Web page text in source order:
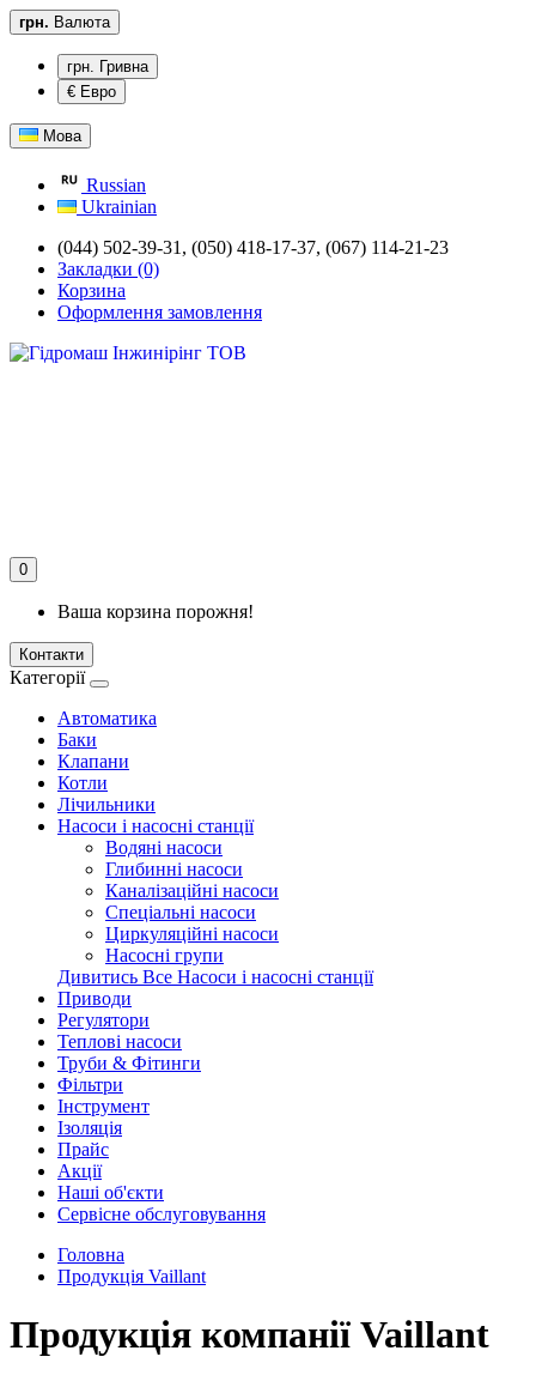
грн. Валюта
грн. Гривна
€ Евро
Мова
Russian
Ukrainian
(044) 502-39-31, (050) 418-17-37, (067) 114-21-23
Закладки (0)
Корзина
Оформлення замовлення
0
Ваша корзина порожня!
Контакти
Категорії
Автоматика
Баки
Клапани
Котли
Лічильники
Насоси і насосні станції
Водяні насоси
Глибинні насоси
Каналізаційні насоси
Спеціальні насоси
Циркуляційні насоси
Насосні групи
Дивитись Все Насоси і насосні станції
Приводи
Регулятори
Теплові насоси
Труби & Фітинги
Фільтри
Інструмент
Ізоляція
Прайс
Акції
Наші об'єкти
Сервісне обслуговування
Головна
Продукція Vaillant
Продукція компанії Vaillant